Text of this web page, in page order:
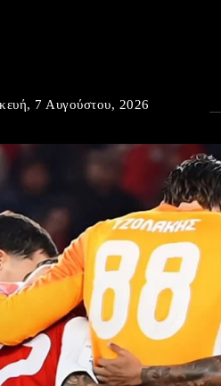
7 Αυγούστου, 2026